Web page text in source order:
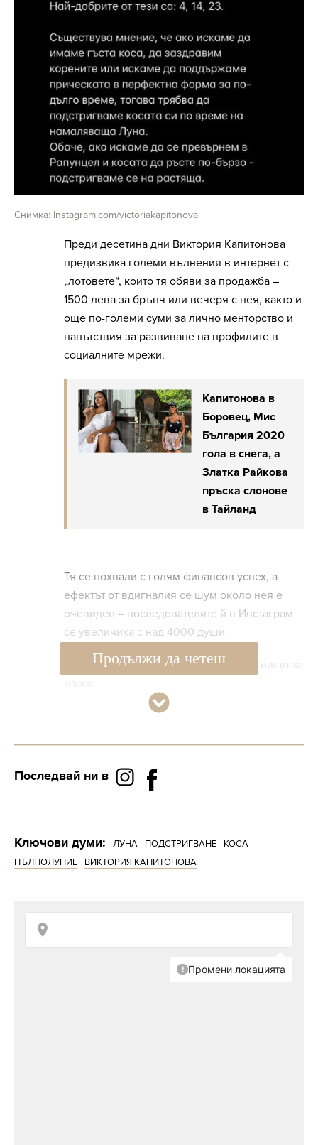
Снимка: Instagram.com/victoriakapitonova
Преди десетина дни Виктория Капитонова
предизвика големи вълнения в интернет с
„лотовете“, които тя обяви за продажба –
1500 лева за брънч или вечеря с нея, както и
още по-големи суми за лично менторство и
напътствия за развиване на профилите в
социалните мрежи.
Капитонова в
Боровец, Мис
България 2020
гола в снега, а
Златка Райкова
пръска слонове
в Тайланд
Тя се похвали с голям финансов успех, а
ефектът от вдигналия се шум около нея е
очевиден – последователите й в Инстаграм
се увеличиха с над 4000 души.
Наложи се да уточни, че не предлага нищо за
„Да внеса малко яснота относно лотове „24
не беше просто да си прекараме известно
време заедно, а да направим реклама на
ПРЕДЛАГАМ НИЩО ЗА МЪЖЕ, успокойте се!“
– написа рускинята в Инстаграм.
предлагам нищо
Продължи да четеш
Последвай ни в
Ключови думи: ЛУНА ПОДСТРИГВАНЕ
КОСА
ПЪЛНОЛУНИЕ
ВИКТОРИЯ КАПИТОНОВА